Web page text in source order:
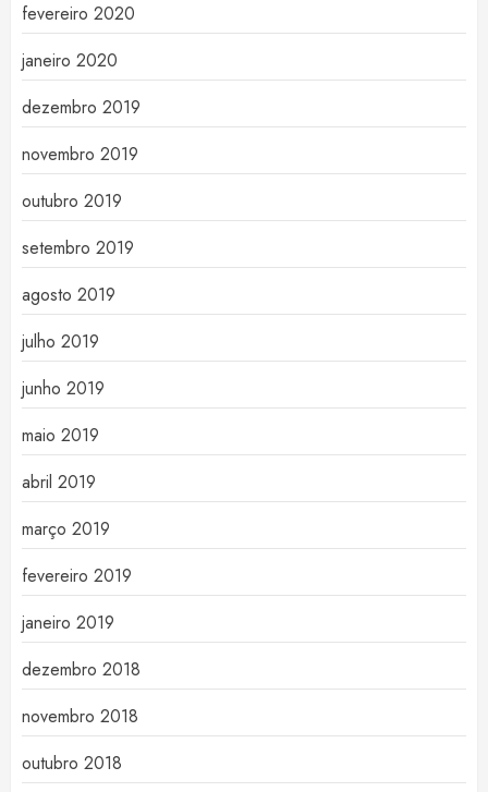
fevereiro 2020
janeiro 2020
dezembro 2019
novembro 2019
outubro 2019
setembro 2019
agosto 2019
julho 2019
junho 2019
maio 2019
abril 2019
março 2019
fevereiro 2019
janeiro 2019
dezembro 2018
novembro 2018
outubro 2018